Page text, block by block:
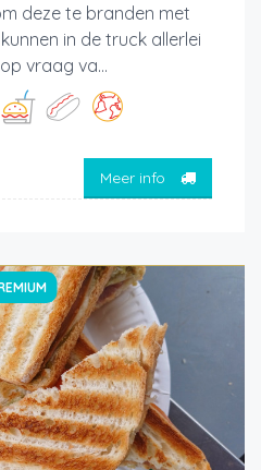
deze te branden met
in de truck allerlei
vraag va...
Meer info